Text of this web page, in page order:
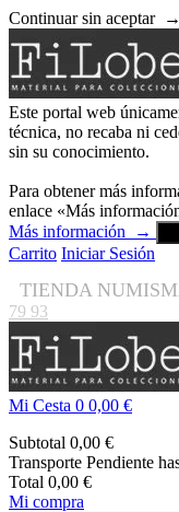
Continuar sin aceptar →
Este portal web
técnica, no recaba ni
sin su conocimiento.
Para obtener más
enlace «Más
Más información
→
Carrito Iniciar Sesión
TIENDA
79 93
Mi Cesta 0 0,00 €
Subtotal 0,00 €
Transporte Pendiente
Total 0,00 €
Mi compra